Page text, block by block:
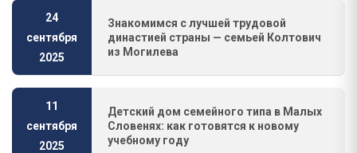
24
сентября
2025
Знакомимся с лучшей трудовой
династией страны — семьей Колтович
из Могилева
11
сентября
2025
Детский дом семейного типа в Малых
Словенях: как готовятся к новому
учебному году